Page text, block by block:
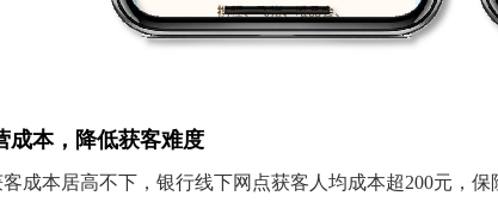
成本，降低获客难度
成本居高不下，银行线下网点获客人均成本超200元，保